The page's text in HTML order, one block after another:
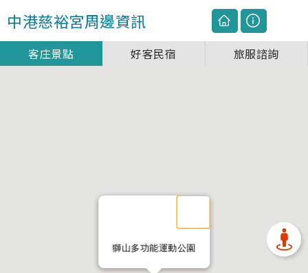
獅山多功能運動公園
中港慈裕宮周邊資訊
客庄景點 好客民宿 旅服諮詢